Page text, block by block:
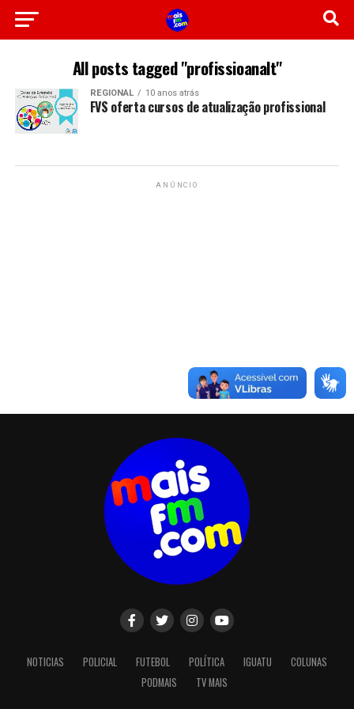
All posts tagged "profissioanalt"
REGIONAL 10 anos atrás
FVS oferta cursos de atualização profissional
ANÚNCIO
NOTICIAS POLICIAL FUTEBOL POLÍTICA IGUATU
COLUNAS
PODMAIS
TV MAIS